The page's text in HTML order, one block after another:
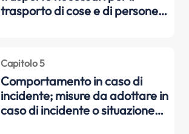
trasporto di cose e di persone
Capitolo 5
Comportamento in caso di
incidente; misure da adottare in
caso di incidente o situazione